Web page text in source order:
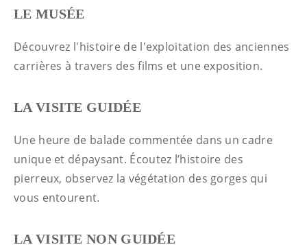
LE MUSÉE
Découvrez l'histoire de l'exploitation des anciennes
carrières à travers des films et une exposition.
LA VISITE GUIDÉE
Une heure de balade commentée dans un cadre
unique et dépaysant. Écoutez l’histoire des
pierreux, observez la végétation des gorges qui
vous entourent.
LA VISITE NON GUIDÉE